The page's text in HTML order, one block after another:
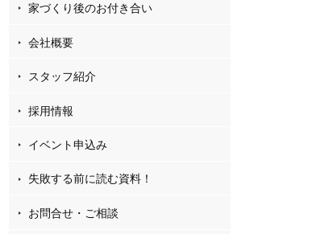
家づくり後のお付き合い
会社概要
スタッフ紹介
採用情報
イベント申込み
失敗する前に読む資料！
お問合せ・ご相談